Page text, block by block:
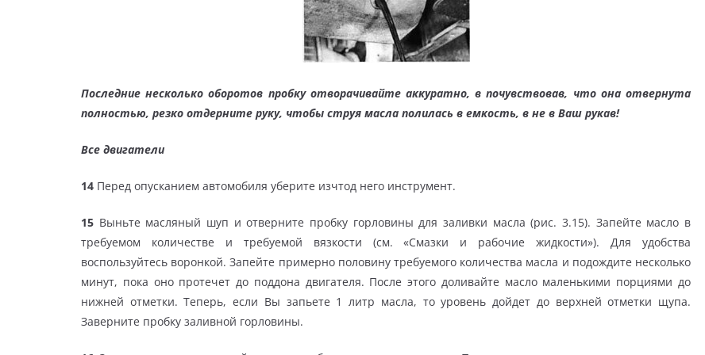
Последние несколько оборотов пробку отворачивайте аккуратно, в почувствовав, что она отвернута
полностью, резко отдерните руку, чтобы струя масла полилась в емкость, в не в Ваш рукав!
Все двигатели
14 Перед опусканием автомобиля уберите изчтод него инструмент.
15 Выньте масляный шуп и отверните пробку горловины для заливки масла (рис. 3.15). Запейте масло в
требуемом количестве и требуемой вязкости (см. «Смазки и рабочие жидкости»). Для удобства
воспользуйтесь воронкой. Запейте примерно половину требуемого количества масла и подождите несколько
минут, пока оно протечет до поддона двигателя. После этого доливайте масло маленькими порциями до
нижней отметки. Теперь, если Вы запьете 1 литр масла, то уровень дойдет до верхней отметки щупа.
Заверните пробку заливной горловины.